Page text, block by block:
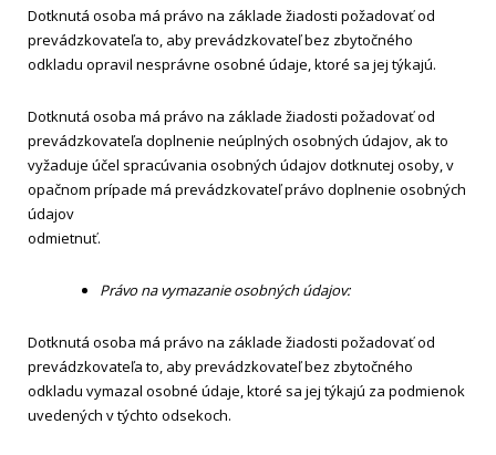
Dotknutá osoba má právo na základe žiadosti požadovať od
prevádzkovateľa to, aby prevádzkovateľ bez zbytočného
odkladu opravil nesprávne osobné údaje, ktoré sa jej týkajú.
Dotknutá osoba má právo na základe žiadosti požadovať od
prevádzkovateľa doplnenie neúplných osobných údajov, ak to
vyžaduje účel spracúvania osobných údajov dotknutej osoby, v
opačnom prípade má prevádzkovateľ právo doplnenie osobných
údajov
odmietnuť.
Právo na vymazanie osobných údajov:
Dotknutá osoba má právo na základe žiadosti požadovať od
prevádzkovateľa to, aby prevádzkovateľ bez zbytočného
odkladu vymazal osobné údaje, ktoré sa jej týkajú za podmienok
uvedených v týchto odsekoch.